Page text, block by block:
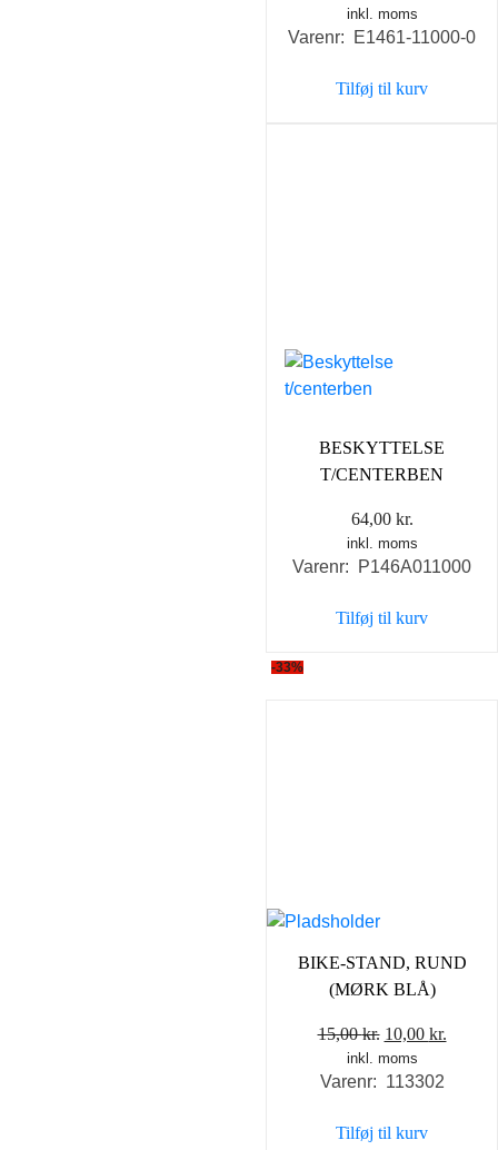
inkl. moms
Varenr: E1461-11000-0
Tilføj til kurv
BESKYTTELSE
T/CENTERBEN
64,00 kr.
inkl. moms
Varenr: P146A011000
Tilføj til kurv
-33%
BIKE-STAND, RUND
(MØRK BLÅ)
15,00kr. Den
oprindelige
pris
15,00 kr..
10,00 kr.
inkl. moms
Varenr: 113302
Tilføj til kurv